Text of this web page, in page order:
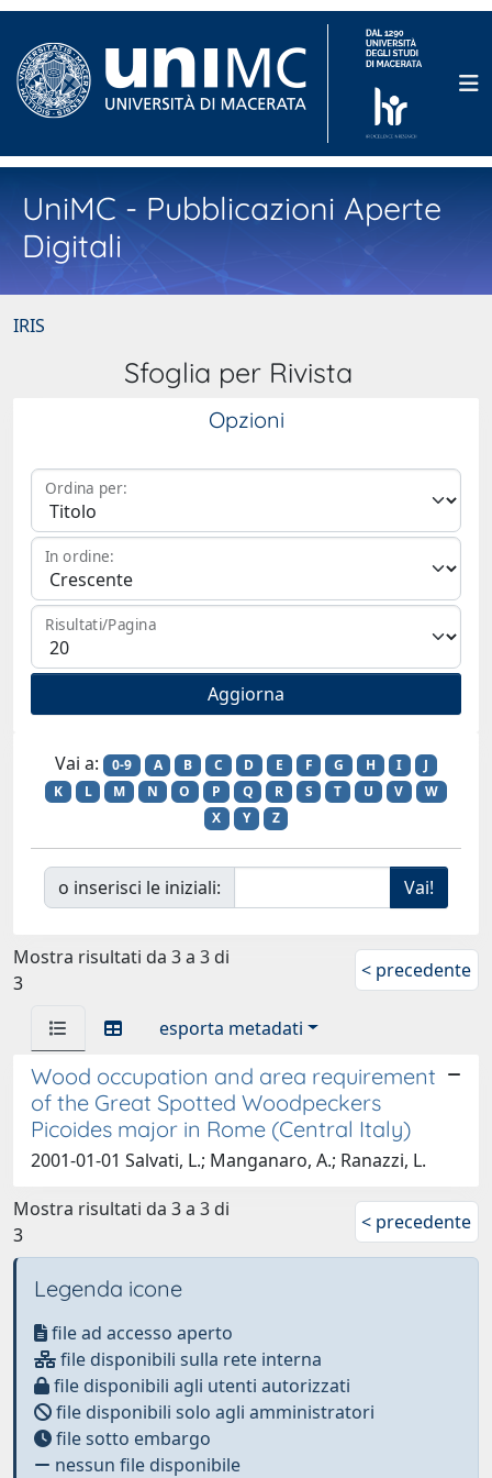
UniMC - Pubblicazioni Aperte
Digitali
IRIS
Sfoglia per Rivista
Opzioni
Ordina per:
In ordine:
Risultati/Pagina
Vai a: 0-9 A B C D E F G H I
J
K
L M N O P Q R S T U V
W
X
Y Z
o inserisci le iniziali:
Mostra risultati da 3 a 3 di
3
< precedente
esporta metadati
Wood occupation and area requirement
of the Great Spotted Woodpeckers
Picoides major in Rome (Central Italy)
2001-01-01 Salvati, L.; Manganaro, A.; Ranazzi, L.
Mostra risultati da 3 a 3 di
3
< precedente
Legenda icone
file ad accesso aperto
file disponibili sulla rete interna
file disponibili agli utenti autorizzati
file disponibili solo agli amministratori
file sotto embargo
nessun file disponibile